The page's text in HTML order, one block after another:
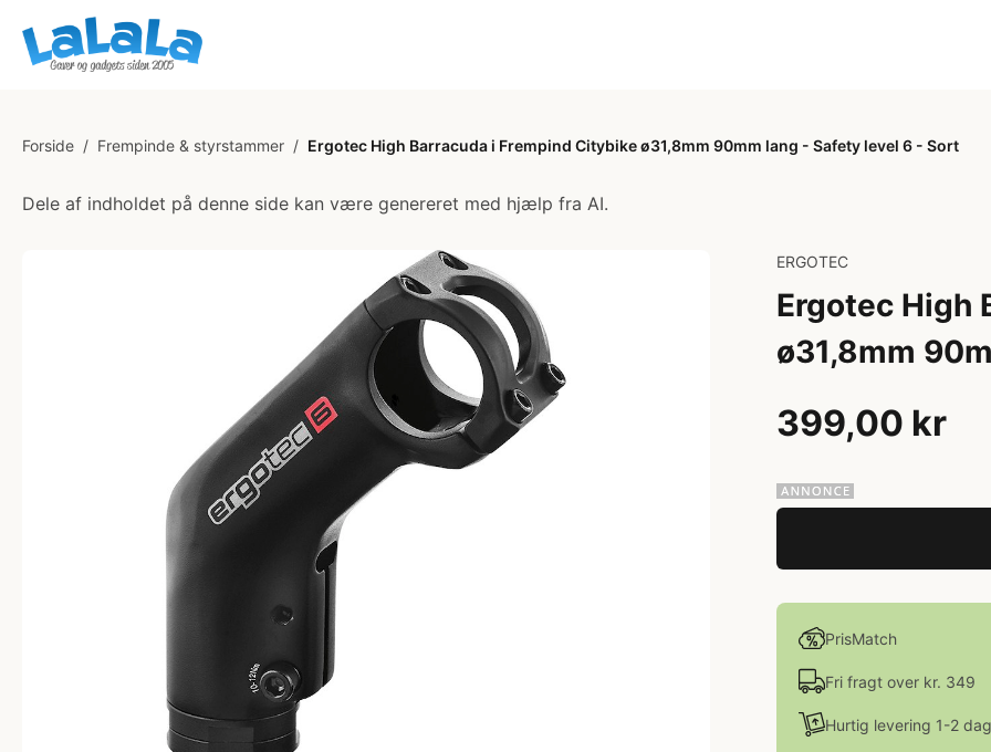
Forside / Frempinde & styrstammer / Ergotec High Barracuda i Frempind Citybike ø31,8mm 90mm lang - Safety level 6 - Sort
Dele af indholdet på denne side kan være genereret med hjælp fra AI.
ERGOTEC
Ergotec High
ø31,8mm
399,00 kr
PrisMatch
Fri fragt over kr. 349
Hurtig levering 1-2